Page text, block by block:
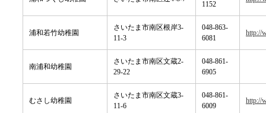
1152
浦和若竹幼稚園
さいたま市南区根岸3-
11-3
048-863-
6081
http://
南浦和幼稚園
さいたま市南区文蔵2-
29-22
048-861-
6905
むさし幼稚園
さいたま市南区文蔵3-
11-6
048-861-
6009
http://